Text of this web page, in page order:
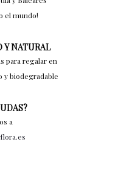
el mundo!
Y NATURAL
para regalar en
y biodegradable
a